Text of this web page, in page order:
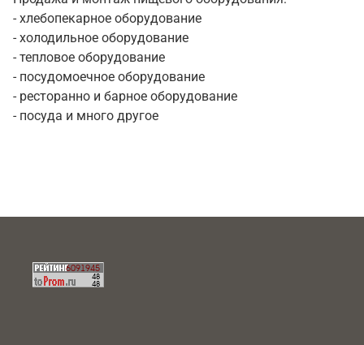
- хлебопекарное оборудование
- холодильное оборудование
- тепловое оборудование
- посудомоечное оборудование
- ресторанно и барное оборудование
- посуда и много другое